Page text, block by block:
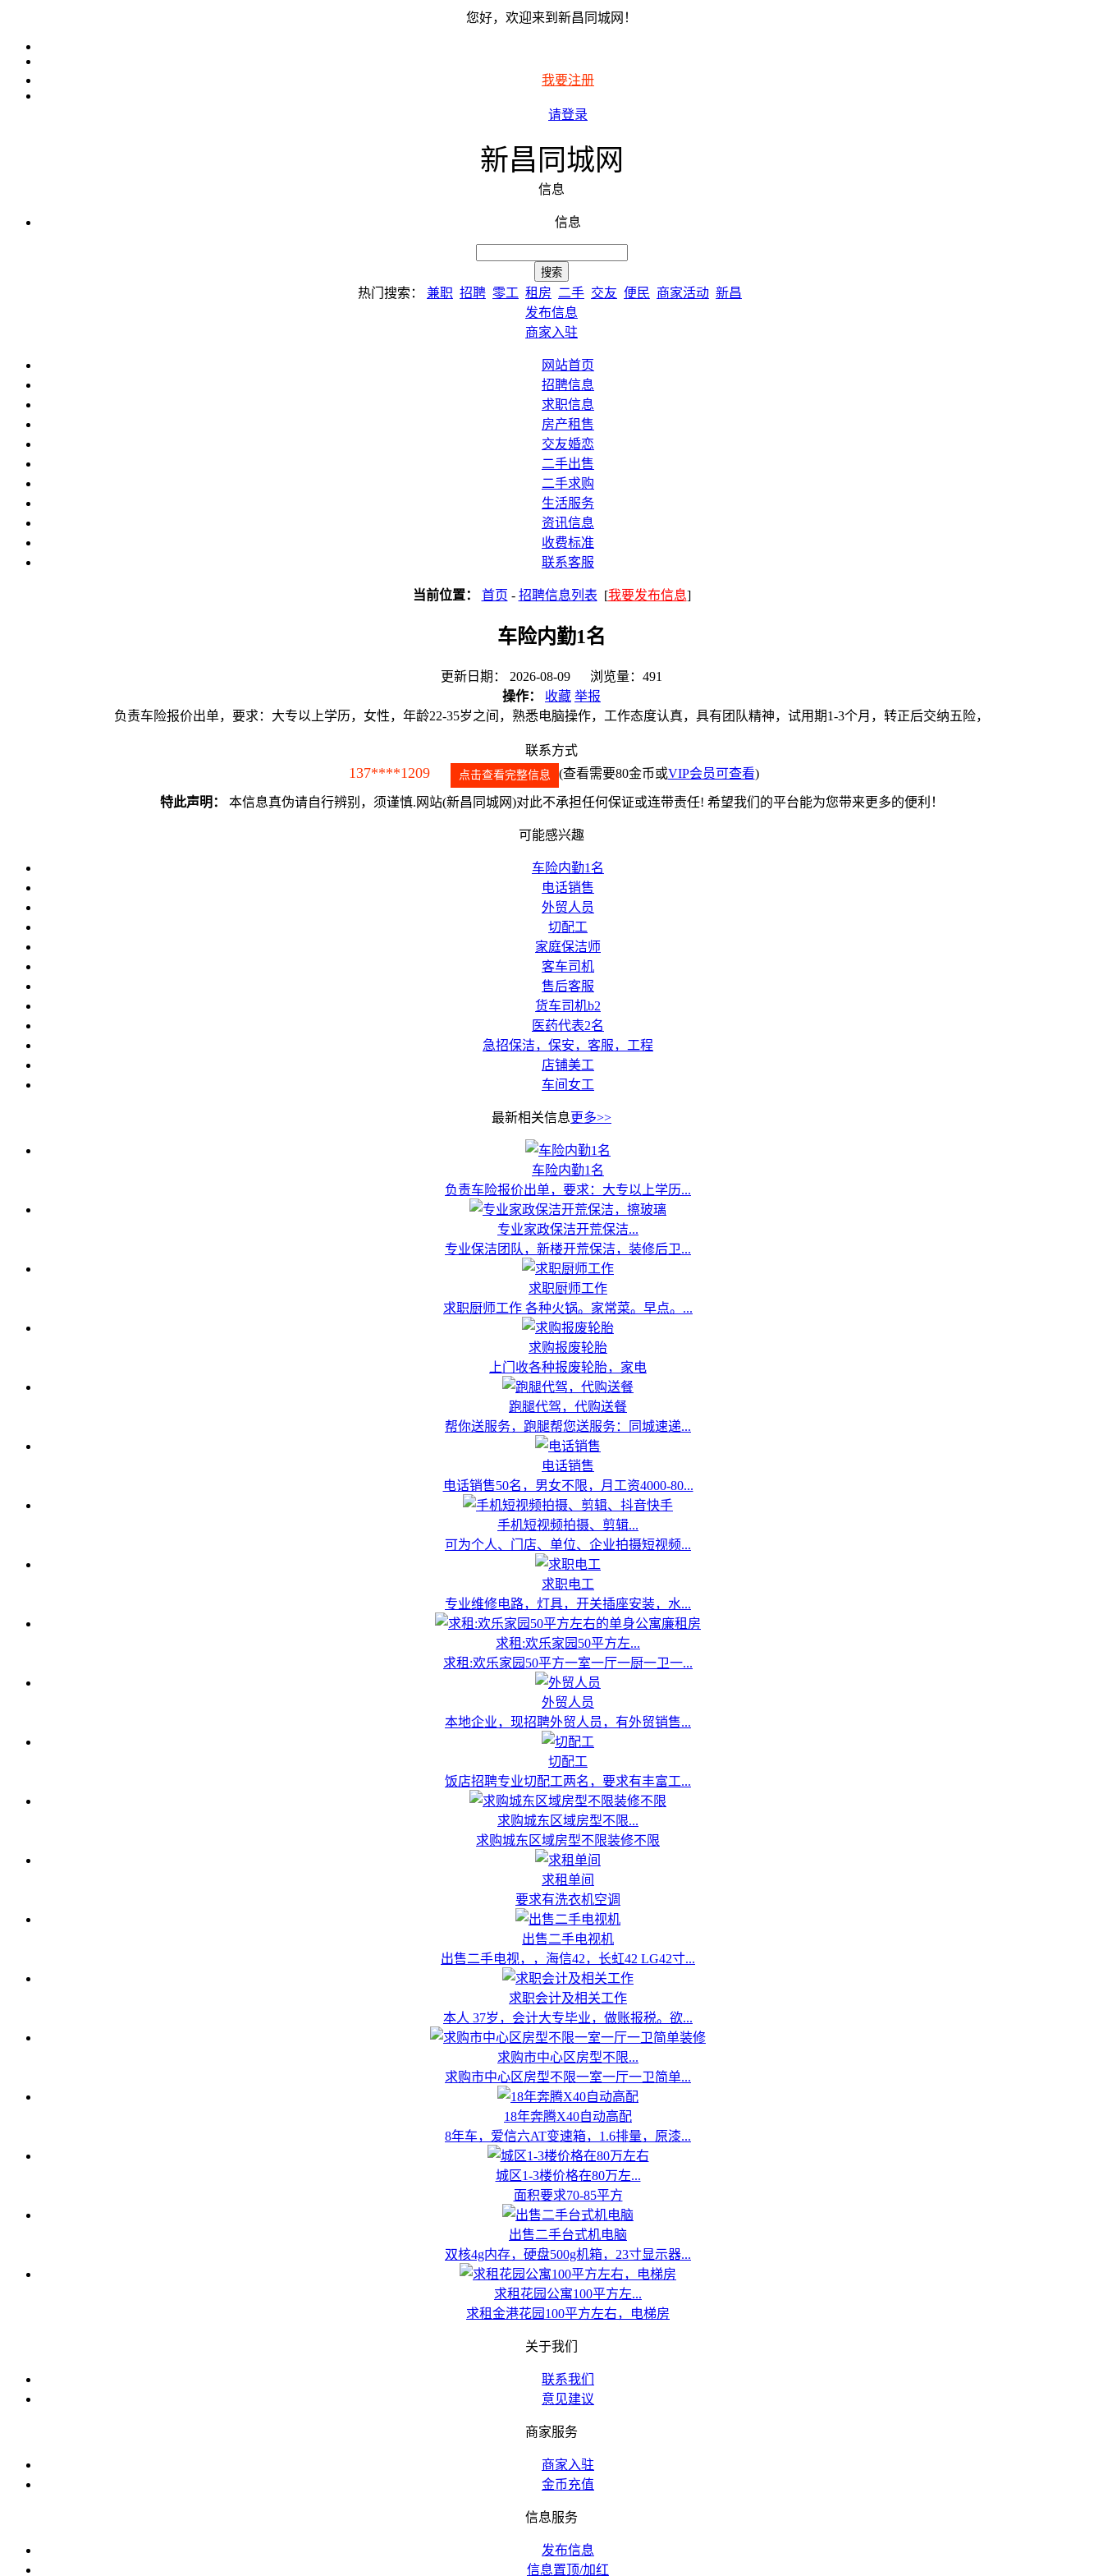
您好，欢迎来到新昌同城网！
我要注册
请登录
新昌同城网
信息
信息
热门搜索： 兼职 招聘 零工 租房 二手 交友 便民 商家活动 新昌
发布信息
商家入驻
网站首页
招聘信息
求职信息
房产租售
交友婚恋
二手出售
二手求购
生活服务
资讯信息
收费标准
联系客服
当前位置： 首页 - 招聘信息列表 [我要发布信息]
车险内勤1名
更新日期： 2026-08-09 浏览量：491
操作：
收藏 举报
负责车险报价出单，要求：大专以上学历，女性，年龄22-35岁之间，熟悉电脑操作，工作态度认真，具有团队精神，试用期1-3个月，转正后交纳五险，
联系方式
137****1209 点击查看完整信息 (查看需要80金币或VIP会员可查看)
特此声明： 本信息真伪请自行辨别，须谨慎.网站(新昌同城网)对此不承担任何保证或连带责任! 希望我们的平台能为您带来更多的便利！
可能感兴趣
车险内勤1名
电话销售
外贸人员
切配工
家庭保洁师
客车司机
售后客服
货车司机b2
医药代表2名
急招保洁，保安，客服，工程
店铺美工
车间女工
最新相关信息更多>>
车险内勤1名
负责车险报价出单，要求：大专以上学历...
专业家政保洁开荒保洁...
专业保洁团队，新楼开荒保洁，装修后卫...
求职厨师工作
求职厨师工作 各种火锅。家常菜。早点。...
求购报废轮胎
上门收各种报废轮胎，家电
跑腿代驾，代购送餐
帮你送服务，跑腿帮您送服务：同城速递...
电话销售
电话销售50名，男女不限，月工资4000-80...
手机短视频拍摄、剪辑...
可为个人、门店、单位、企业拍摄短视频...
求职电工
专业维修电路，灯具，开关插座安装，水...
求租:欢乐家园50平方左...
求租:欢乐家园50平方一室一厅一厨一卫一...
外贸人员
本地企业，现招聘外贸人员，有外贸销售...
切配工
饭店招聘专业切配工两名，要求有丰富工...
求购城东区域房型不限...
求购城东区域房型不限装修不限
求租单间
要求有洗衣机空调
出售二手电视机
出售二手电视，，海信42，长虹42 LG42寸...
求职会计及相关工作
本人 37岁，会计大专毕业，做账报税。欲...
求购市中心区房型不限...
求购市中心区房型不限一室一厅一卫简单...
18年奔腾X40自动高配
8年车，爱信六AT变速箱，1.6排量，原漆...
城区1-3楼价格在80万左...
面积要求70-85平方
出售二手台式机电脑
双核4g内存，硬盘500g机箱，23寸显示器...
求租花园公寓100平方左...
求租金港花园100平方左右，电梯房
关于我们
联系我们
意见建议
商家服务
商家入驻
金币充值
信息服务
发布信息
信息置顶/加红